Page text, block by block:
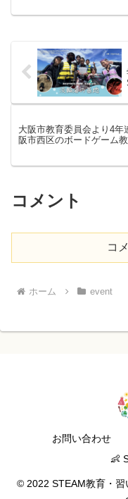
大阪市教育委員会より4年
阪市西区のボードゲーム
コメント
コ
ホーム event
お問い合わせ
👶
© 2022 STEAM教育・習